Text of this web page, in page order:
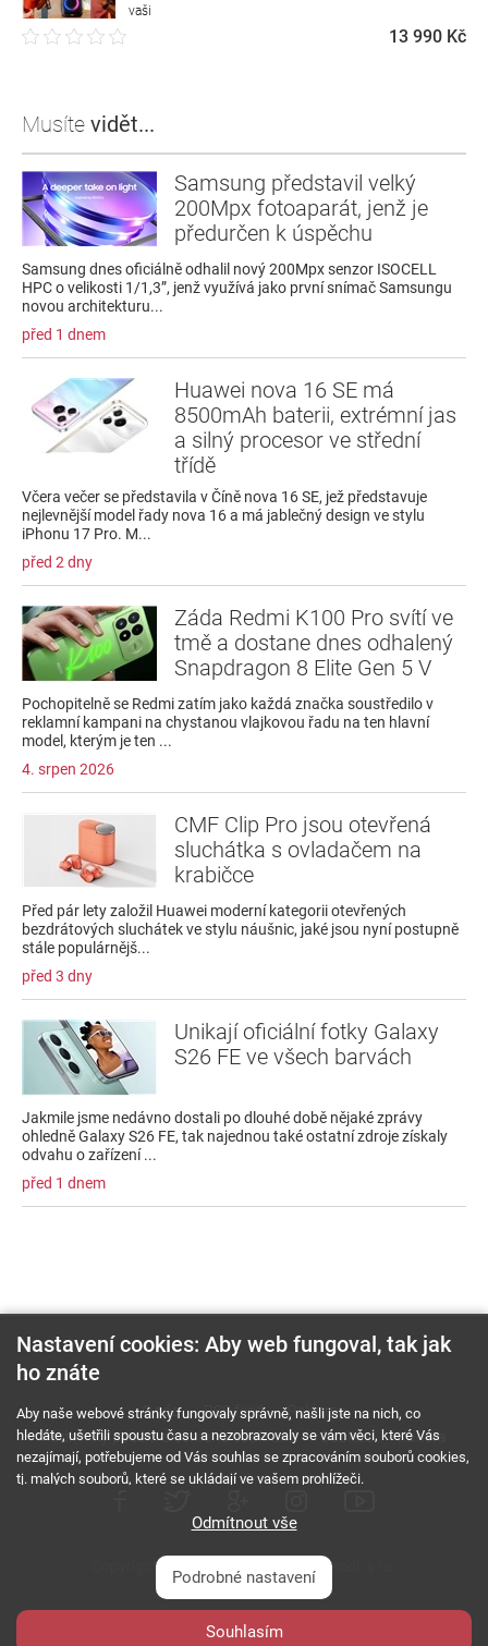
vaši
13 990 Kč
Musíte vidět...
Samsung představil velký
200Mpx fotoaparát, jenž je
předurčen k úspěchu
Samsung dnes oficiálně odhalil nový 200Mpx senzor ISOCELL
HPC o velikosti 1/1,3”, jenž využívá jako první snímač Samsungu
novou architekturu...
před 1 dnem
Huawei nova 16 SE má
8500mAh baterii, extrémní jas
a silný procesor ve střední
třídě
Včera večer se představila v Číně nova 16 SE, jež představuje
nejlevnější model řady nova 16 a má jablečný design ve stylu
iPhonu 17 Pro. M...
před 2 dny
Záda Redmi K100 Pro svítí ve
tmě a dostane dnes odhalený
Snapdragon 8 Elite Gen 5 V
Pochopitelně se Redmi zatím jako každá značka soustředilo v
reklamní kampani na chystanou vlajkovou řadu na ten hlavní
model, kterým je ten ...
4. srpen 2026
CMF Clip Pro jsou otevřená
sluchátka s ovladačem na
krabičce
Před pár lety založil Huawei moderní kategorii otevřených
bezdrátových sluchátek ve stylu náušnic, jaké jsou nyní postupně
stále populárnějš...
před 3 dny
Unikají oficiální fotky Galaxy
S26 FE ve všech barvách
Jakmile jsme nedávno dostali po dlouhé době nějaké zprávy
ohledně Galaxy S26 FE, tak najednou také ostatní zdroje získaly
odvahu o zařízení ...
před 1 dnem
O nás RSS feed
Reklama
Podmínky použití a ochrana soukromí
Cookies Kariéra
Copyright © 2000 - 2026 NetComp, spol. s r.o.
Všechna práva vyhrazena.
PESL.NAME
Nastavení cookies: Aby web fungoval, tak jak
ho znáte
Aby naše webové stránky fungovaly správně, našli jste na nich, co
hledáte, ušetřili spoustu času a nezobrazovaly se vám věci, které Vás
nezajímají, potřebujeme od Vás souhlas se zpracováním souborů cookies,
tj. malých souborů, které se ukládají ve vašem prohlížeči.
Odmítnout vše
Podrobné nastavení
Souhlasím